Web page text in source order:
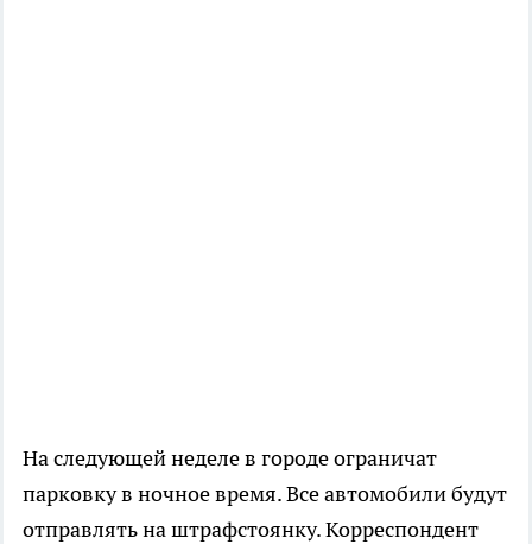
На следующей неделе в городе ограничат
парковку в ночное время. Все автомобили будут
отправлять на штрафстоянку. Корреспондент